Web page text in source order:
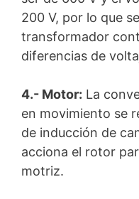
200 V, por lo que
transformador
diferencias de
4.- Motor: La
en movimiento se
de inducción de
acciona el rotor
motriz.